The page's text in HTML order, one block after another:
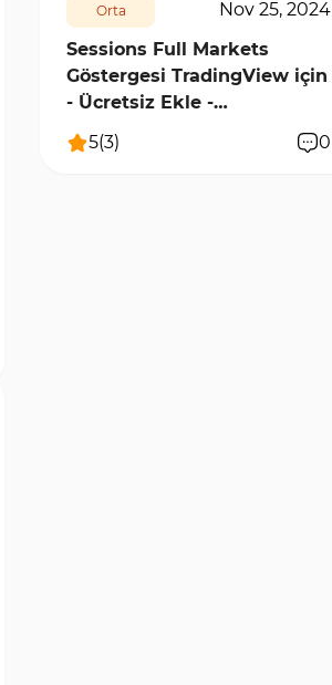
Orta
Nov 25, 2024
Sessions Full Markets
Göstergesi TradingView için
- Ücretsiz Ekle -
[TradingFinder]
5(3) 0